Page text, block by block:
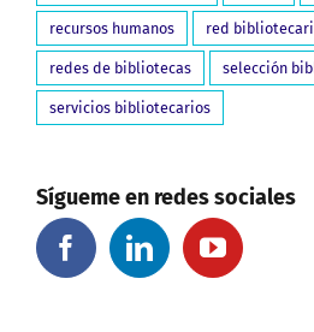
recursos humanos red
redes de bibliotecas selección
servicios bibliotecarios
Sígueme en redes sociales